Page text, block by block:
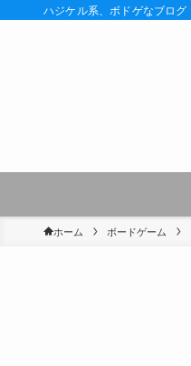
ハジケル系、ボドゲなブログ
ホーム ボードゲーム